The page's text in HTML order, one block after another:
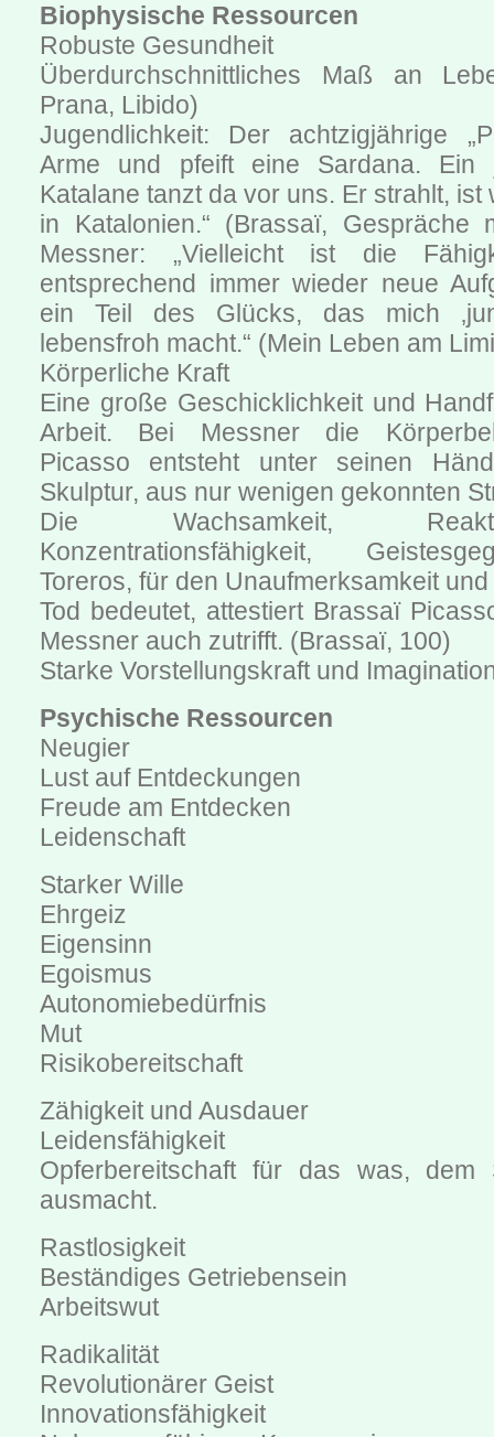
Biophysische Ressourcen
Robuste Gesundheit
Überdurchschnittliches Maß an
Prana, Libido)
Jugendlichkeit: Der achtzigjährige
Arme und pfeift eine Sardana. Ein
Katalane tanzt da vor uns. Er strahlt, ist
in Katalonien.“ (Brassaï, Gespräche
Messner: „Vielleicht ist die
entsprechend immer wieder neue
ein Teil des Glücks, das mich
lebensfroh macht.“ (Mein Leben am
Körperliche Kraft
Eine große Geschicklichkeit und
Arbeit. Bei Messner die
Picasso entsteht unter seinen
Skulptur, aus nur wenigen gekonnten
Die Wachsamkeit,
Konzentrationsfähigkeit,
Toreros, für den Unaufmerksamkeit
Tod bedeutet, attestiert Brassaï
Messner auch zutrifft. (Brassaï, 100)
Starke Vorstellungskraft und
Psychische Ressourcen
Neugier
Lust auf Entdeckungen
Freude am Entdecken
Leidenschaft
Starker Wille
Ehrgeiz
Eigensinn
Egoismus
Autonomiebedürfnis
Mut
Risikobereitschaft
Zähigkeit und Ausdauer
Leidensfähigkeit
Opferbereitschaft für das was, dem
ausmacht.
Rastlosigkeit
Beständiges Getriebensein
Arbeitswut
Radikalität
Revolutionärer Geist
Innovationsfähigkeit